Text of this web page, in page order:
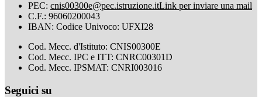
PEC: cnis00300e@pec.istruzione.itLink per inviare una mail
C.F.: 96060200043
IBAN: Codice Univoco: UFXI28
Cod. Mecc. d'Istituto: CNIS00300E
Cod. Mecc. IPC e ITT: CNRC00301D
Cod. Mecc. IPSMAT: CNRI003016
Seguici su